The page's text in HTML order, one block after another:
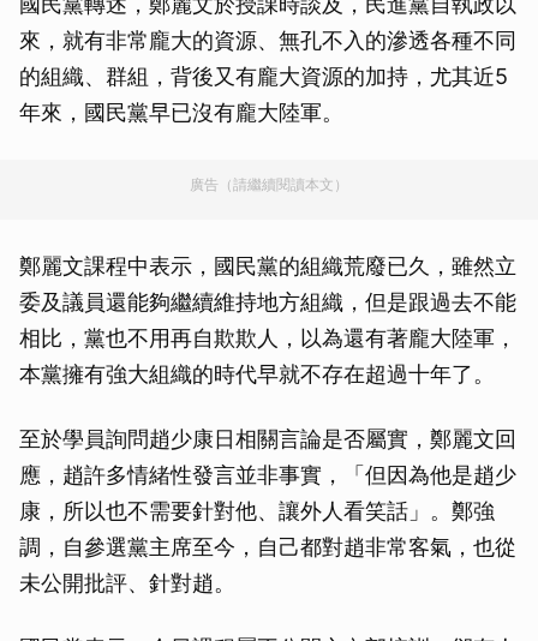
來，就有非常龐大的資源、無孔不入的滲透各種不同
的組織、群組，背後又有龐大資源的加持，尤其近5
年來，國民黨早已沒有龐大陸軍。
廣告（請繼續閱讀本文）
鄭麗文課程中表示，國民黨的組織荒廢已久，雖然立
委及議員還能夠繼續維持地方組織，但是跟過去不能
相比，黨也不用再自欺欺人，以為還有著龐大陸軍，
本黨擁有強大組織的時代早就不存在超過十年了。
至於學員詢問趙少康日相關言論是否屬實，鄭麗文回
應，趙許多情緒性發言並非事實，「但因為他是趙少
康，所以也不需要針對他、讓外人看笑話」。鄭強
調，自參選黨主席至今，自己都對趙非常客氣，也從
未公開批評、針對趙。